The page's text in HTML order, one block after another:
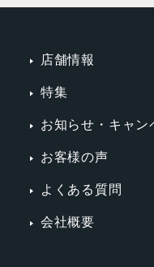
店舗情報
特集
お知らせ・キャン
お客様の声
よくある質問
会社概要